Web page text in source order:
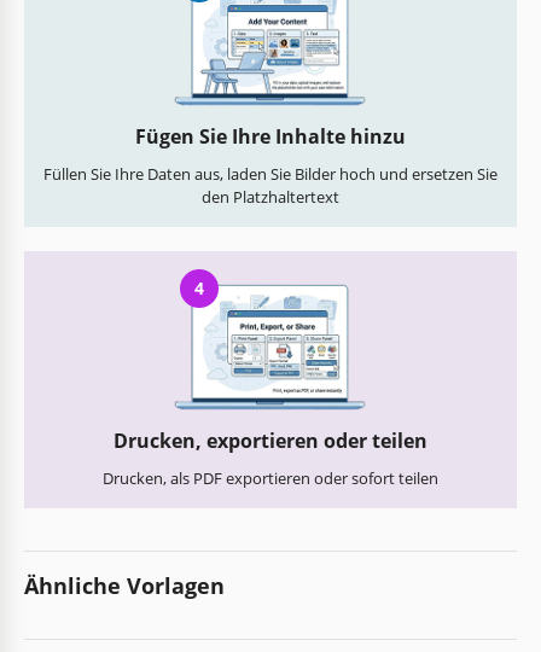
Fügen Sie Ihre Inhalte hinzu
Füllen Sie Ihre Daten aus, laden Sie Bilder hoch und ersetzen Sie
den Platzhaltertext
4
Drucken, exportieren oder teilen
Drucken, als PDF exportieren oder sofort teilen
Ähnliche Vorlagen